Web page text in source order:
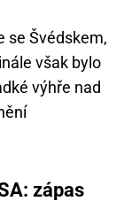
se Švédskem,
však bylo
výhře nad
zápas